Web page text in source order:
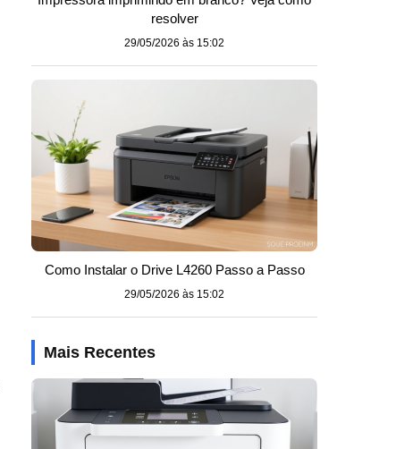
resolver
29/05/2026 às 15:02
Como Instalar o Drive L4260 Passo a Passo
29/05/2026 às 15:02
Mais Recentes